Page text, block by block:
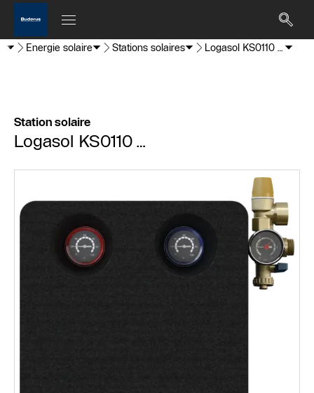
Energie solaire Stations solaires Logasol KS0110…
Station solaire
Logasol KS0110…